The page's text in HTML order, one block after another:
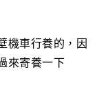
機車行養的，因
來寄養一下